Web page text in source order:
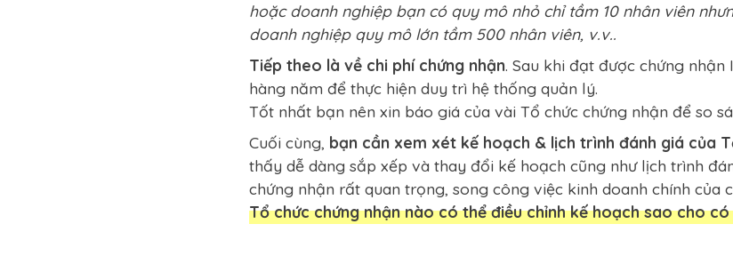
hoặc doanh nghiệp bạn có quy mô nhỏ chỉ tầm 10 nhân viên
doanh nghiệp quy mô lớn tầm 500 nhân viên, v.v..
Tiếp theo là về chi phí chứng nhận. Sau khi đạt được chứng
hàng năm để thực hiện duy trì hệ thống quản lý.
Tốt nhất bạn nên xin báo giá của vài Tổ chức chứng nhận để so
Cuối cùng, bạn cần xem xét kế hoạch & lịch trình đánh giá của
thấy dễ dàng sắp xếp và thay đổi kế hoạch cũng như lịch trình
chứng nhận rất quan trọng, song công việc kinh doanh chính của
Tổ chức chứng nhận nào có thể điều chỉnh kế hoạch sao cho